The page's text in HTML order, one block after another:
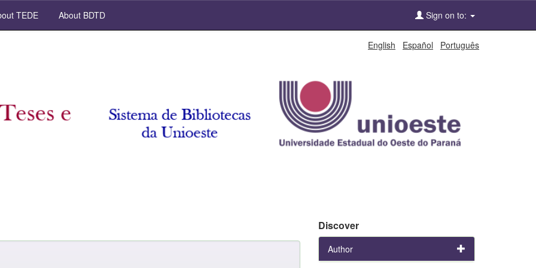
TEDE About BDTD Sign on to:
English Español Português
Discover
Author